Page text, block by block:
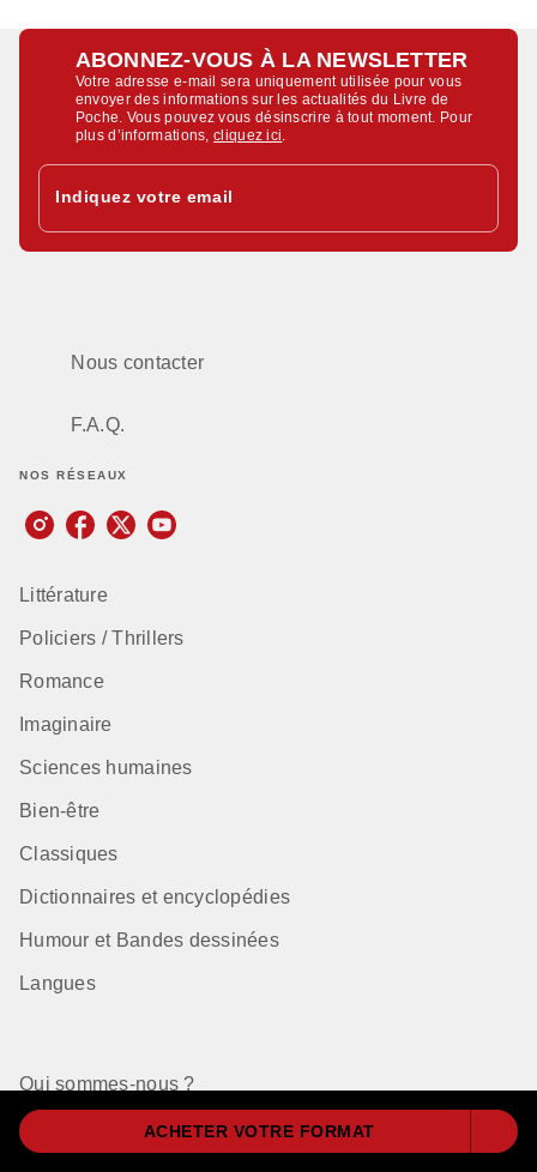
ACHETER VOTRE FORMAT
ABONNEZ-VOUS À LA NEWSLETTER
Votre adresse e-mail sera uniquement utilisée pour vous
envoyer des informations sur les actualités du Livre de
Poche. Vous pouvez vous désinscrire à tout moment. Pour
plus d’informations,cliquez ici
Indiquez votre email
Nous contacter
F.A.Q.
NOS RÉSEAUX
Littérature
Policiers / Thrillers
Romance
Imaginaire
Sciences humaines
Bien-être
Classiques
Dictionnaires et encyclopédies
Humour et Bandes dessinées
Langues
Qui sommes-nous ?
Nos auteurs à la une